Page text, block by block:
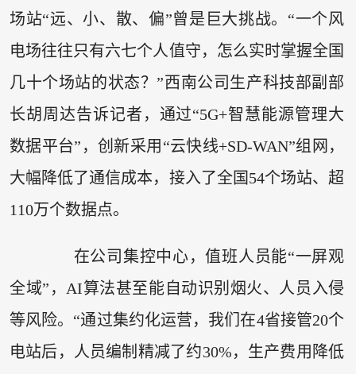
场站“远、小、散、偏”曾是巨大挑战。“一个风
电场往往只有六七个人值守，怎么实时掌握全国
几十个场站的状态？”西南公司生产科技部副部
长胡周达告诉记者，通过“5G+智慧能源管理大
数据平台”，创新采用“云快线+SD-WAN”组网，
大幅降低了通信成本，接入了全国54个场站、超
110万个数据点。
在公司集控中心，值班人员能“一屏观
全域”，AI算法甚至能自动识别烟火、人员入侵
等风险。“通过集约化运营，我们在4省接管20个
电站后，人员编制精减了约30%，生产费用降低